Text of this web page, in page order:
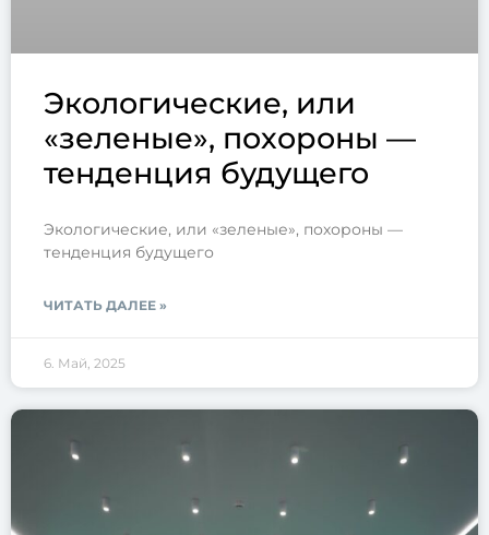
Экологические, или
«зеленые», похороны —
тенденция будущего
Экологические, или «зеленые», похороны —
тенденция будущего
ЧИТАТЬ ДАЛЕЕ »
6. Май, 2025